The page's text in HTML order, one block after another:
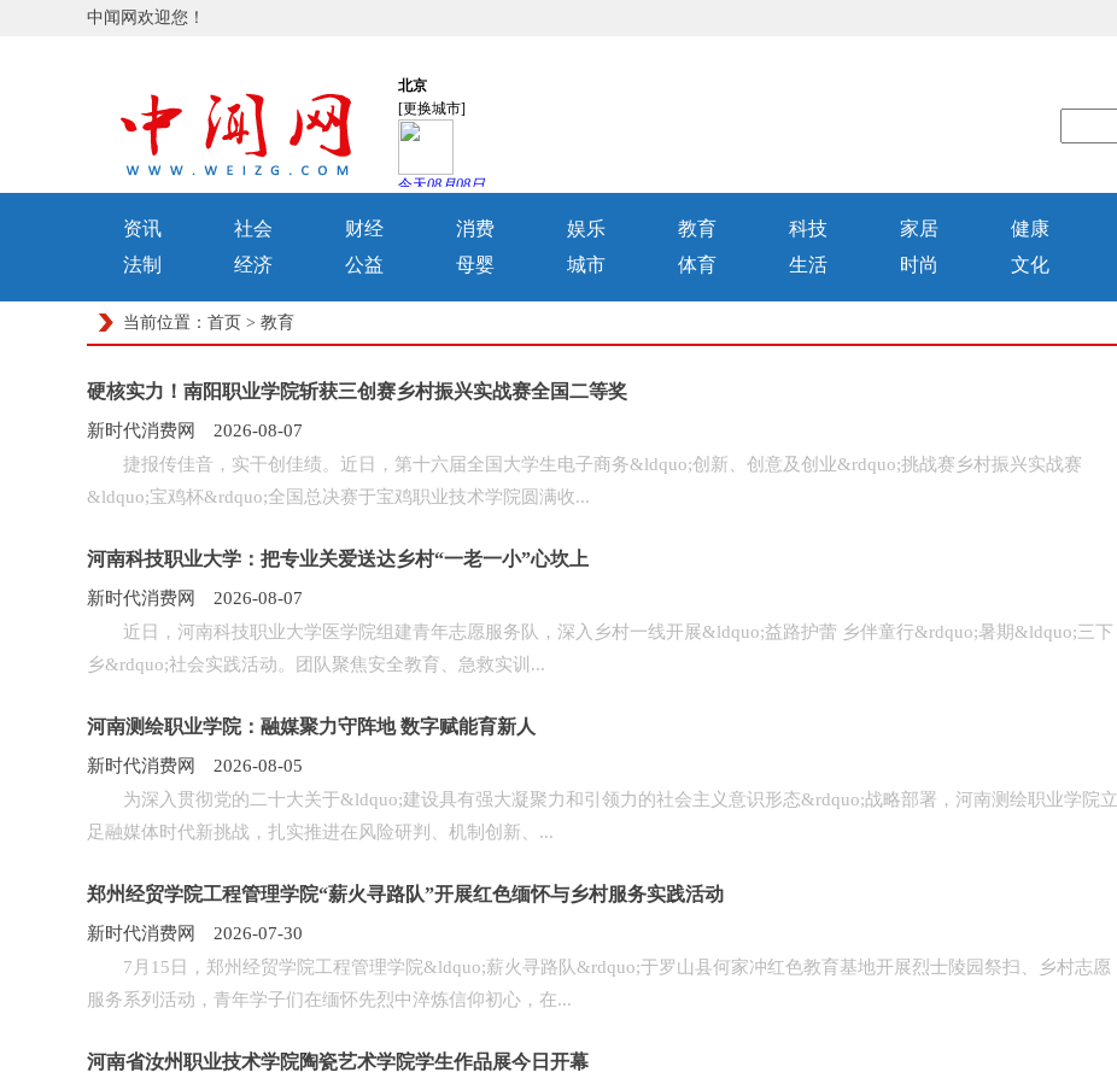
中闻网欢迎您！
资讯 社会 财经 消费 娱乐 教育 科技 家居 健康
法制
经济 公益 母婴 城市 体育 生活 时尚 文化
当前位置： 首页 > 教育
硬核实力！南阳职业学院斩获三创赛乡村振兴实战赛全国二等奖
新时代消费网 2026-08-07
捷报传佳音，实干创佳绩。近日，第十六届全国大学生电子商务&ldquo;创新、创意及创业&rdquo;挑战赛乡村振兴实战赛
&ldquo;宝鸡杯&rdquo;全国总决赛于宝鸡职业技术学院圆满收...
河南科技职业大学：把专业关爱送达乡村“一老一小”心坎上
新时代消费网 2026-08-07
近日，河南科技职业大学医学院组建青年志愿服务队，深入乡村一线开展&ldquo;益路护蕾 乡伴童行&rdquo;暑期&ldquo;三下
乡&rdquo;社会实践活动。团队聚焦安全教育、急救实训...
河南测绘职业学院：融媒聚力守阵地 数字赋能育新人
新时代消费网 2026-08-05
为深入贯彻党的二十大关于&ldquo;建设具有强大凝聚力和引领力的社会主义意识形态&rdquo;战略部署，河南测绘职业学院立
足融媒体时代新挑战，扎实推进在风险研判、机制创新、...
郑州经贸学院工程管理学院“薪火寻路队”开展红色缅怀与乡村服务实践活动
新时代消费网 2026-07-30
7月15日，郑州经贸学院工程管理学院&ldquo;薪火寻路队&rdquo;于罗山县何家冲红色教育基地开展烈士陵园祭扫、乡村志愿
服务系列活动，青年学子们在缅怀先烈中淬炼信仰初心，在...
河南省汝州职业技术学院陶瓷艺术学院学生作品展今日开幕